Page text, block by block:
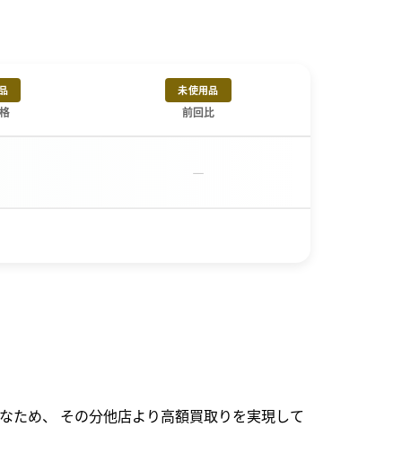
未使用品
前回比
－
ため、 その分他店より高額買取りを実現して